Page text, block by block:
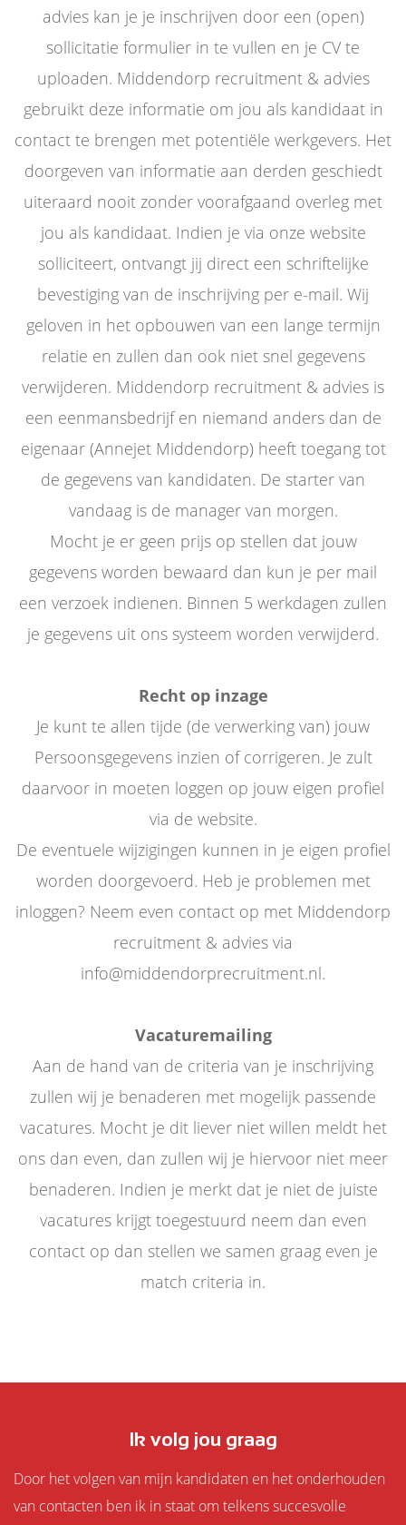
advies kan je je inschrijven door een (open)
sollicitatie formulier in te vullen en je CV te
uploaden. Middendorp recruitment & advies
gebruikt deze informatie om jou als kandidaat in
contact te brengen met potentiële werkgevers. Het
doorgeven van informatie aan derden geschiedt
uiteraard nooit zonder voorafgaand overleg met
jou als kandidaat. Indien je via onze website
solliciteert, ontvangt jij direct een schriftelijke
bevestiging van de inschrijving per e-mail. Wij
geloven in het opbouwen van een lange termijn
relatie en zullen dan ook niet snel gegevens
verwijderen. Middendorp recruitment & advies is
een eenmansbedrijf en niemand anders dan de
eigenaar (Annejet Middendorp) heeft toegang tot
de gegevens van kandidaten. De starter van
vandaag is de manager van morgen.
Mocht je er geen prijs op stellen dat jouw
gegevens worden bewaard dan kun je per mail
een verzoek indienen. Binnen 5 werkdagen zullen
je gegevens uit ons systeem worden verwijderd.
Recht op inzage
Je kunt te allen tijde (de verwerking van) jouw
Persoonsgegevens inzien of corrigeren. Je zult
daarvoor in moeten loggen op jouw eigen profiel
via de website.
De eventuele wijzigingen kunnen in je eigen profiel
worden doorgevoerd. Heb je problemen met
inloggen? Neem even contact op met Middendorp
recruitment & advies via
info@middendorprecruitment.nl.
Vacaturemailing
Aan de hand van de criteria van je inschrijving
zullen wij je benaderen met mogelijk passende
vacatures. Mocht je dit liever niet willen meldt het
ons dan even, dan zullen wij je hiervoor niet meer
benaderen. Indien je merkt dat je niet de juiste
vacatures krijgt toegestuurd neem dan even
contact op dan stellen we samen graag even je
match criteria in.
Ik volg jou graag
Door het volgen van mijn kandidaten en het onderhouden
van contacten ben ik in staat om telkens succesvolle